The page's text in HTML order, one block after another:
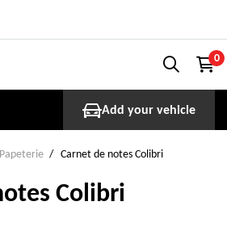
0
Add your vehicle
Papeterie Carnet de notes Colibri
Colibri